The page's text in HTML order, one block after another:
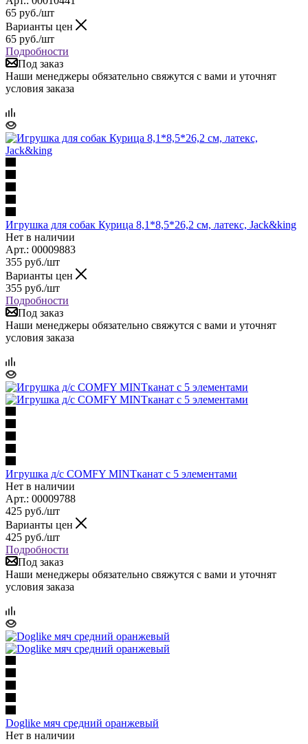
65 руб./шт
Варианты цен
65 руб./шт
Подробности
Под заказ
Наши менеджеры обязательно свяжутся с вами и уточнят
условия заказа
Игрушка для собак Курица 8,1*8,5*26,2 см, латекс, Jack&king
Нет в наличии
Арт.: 00009883
355 руб./шт
Варианты цен
355 руб./шт
Подробности
Под заказ
Наши менеджеры обязательно свяжутся с вами и уточнят
условия заказа
Игрушка д/с COMFY MINTканат с 5 элементами
Нет в наличии
Арт.: 00009788
425 руб./шт
Варианты цен
425 руб./шт
Подробности
Под заказ
Наши менеджеры обязательно свяжутся с вами и уточнят
условия заказа
Doglike мяч средний оранжевый
Нет в наличии